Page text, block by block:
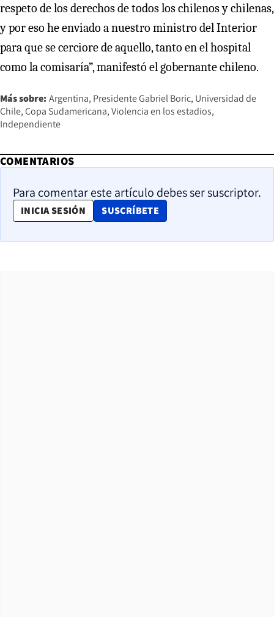
respeto de los derechos de todos los chilenos y chilenas,
y por eso he enviado a nuestro ministro del Interior
para que se cerciore de aquello, tanto en el hospital
como la comisaría”, manifestó el gobernante chileno.
Más sobre: Argentina Presidente Gabriel Boric Universidad de
Chile Copa Sudamericana Violencia en los estadios
Independiente
COMENTARIOS
Para comentar este artículo debes ser suscriptor.
INICIA SESIÓN SUSCRÍBETE
OPENS IN NEW WINDOW